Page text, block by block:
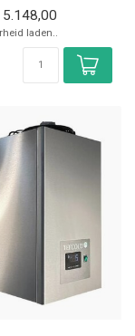
5.148,00
laden..